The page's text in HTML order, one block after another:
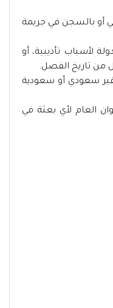
أو بالسجن في جريمة
لأسباب تأديبية، أو
تاريخ الفصل.
غير سعودي أو سعودية
العام لأي بعثة في